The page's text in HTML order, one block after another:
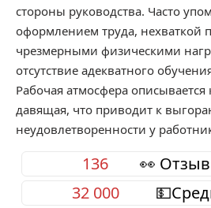
стороны руководства. Часто
оформлением труда, нехваткой
чрезмерными физическими
отсутствие адекватного
Рабочая атмосфера описывается
давящая, что приводит к
неудовлетворенности у
👀
136
32 000